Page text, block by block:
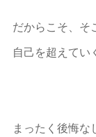
だからこそ、そ
自己を超えてい
まったく後悔な